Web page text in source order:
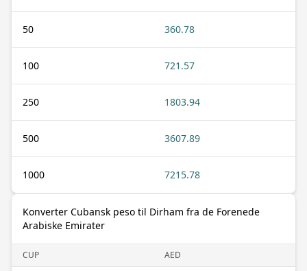
50 360.78
100 721.57
250 1803.94
500 3607.89
1000 7215.78
Konverter Cubansk peso til Dirham fra de Forenede
Arabiske Emirater
CUP AED